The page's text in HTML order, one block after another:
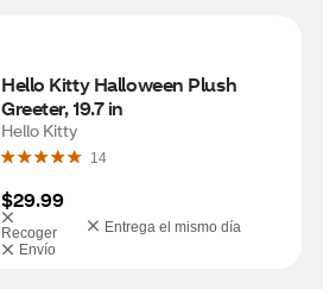
Hello Kitty Halloween Plush
Greeter, 19.7 in
Hello Kitty
14
$29.99
Recoger
Entrega el mismo día
Envío